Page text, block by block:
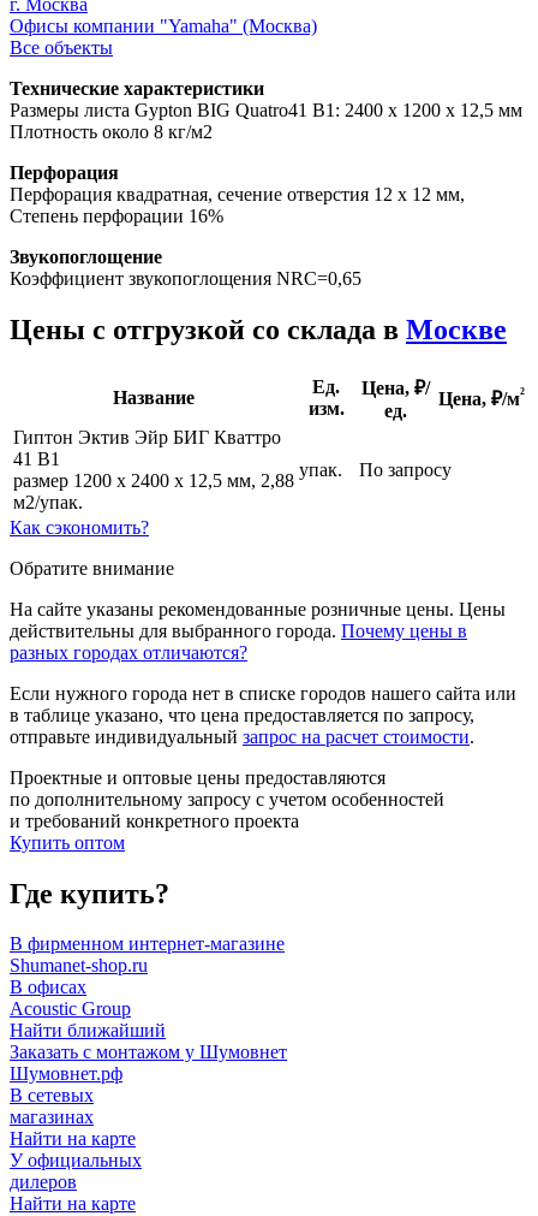
Офисы компании "Yamaha" (Москва)
Все объекты
Технические характеристики
Размеры листа Gypton BIG Quatro41 В1: 2400 х 1200 х 12,5 мм
Плотность около 8 кг/м2
Перфорация
Перфорация квадратная, сечение отверстия 12 х 12 мм,
Степень перфорации 16%
Звукопоглощение
Коэффициент звукопоглощения NRC=0,65
Цены с отгрузкой со склада в Москве
Название
Ед.
изм.
Цена, ₽/
ед.
Цена, ₽/м²
Гиптон Эктив Эйр БИГ Кваттро
41 B1
размер 1200 х 2400 х 12,5 мм, 2,88
м2/упак.
упак. По запросу
Как сэкономить?
Обратите внимание
На сайте указаны рекомендованные розничные цены. Цены
действительны для выбранного города. Почему цены в
разных городах отличаются?
Если нужного города нет в списке городов нашего сайта или
в таблице указано, что цена предоставляется по запросу,
отправьте индивидуальный запрос на расчет стоимости.
Проектные и оптовые цены предоставляются
по дополнительному запросу с учетом особенностей
и требований конкретного проекта
Купить оптом
Где купить?
В фирменном интернет-магазине
Shumanet-shop.ru
В офисах
Acoustic Group
Найти ближайший
Заказать с монтажом у Шумовнет
Шумовнет.рф
В сетевых
магазинах
Найти на карте
У официальных
дилеров
Найти на карте